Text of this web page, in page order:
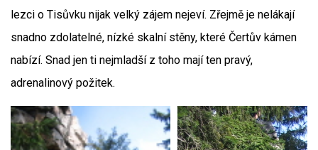
lezci o Tisůvku nijak velký zájem nejeví. Zřejmě je nelákají
snadno zdolatelné, nízké skalní stěny, které Čertův kámen
nabízí. Snad jen ti nejmladší z toho mají ten pravý,
adrenalinový požitek.